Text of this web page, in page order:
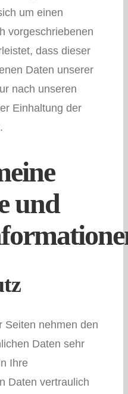
um einen
vorgeschriebenen
dass dieser
Daten unserer
nach unseren
Einhaltung der
und
Seiten nehmen den
Daten sehr
Ihre
Daten vertraulich